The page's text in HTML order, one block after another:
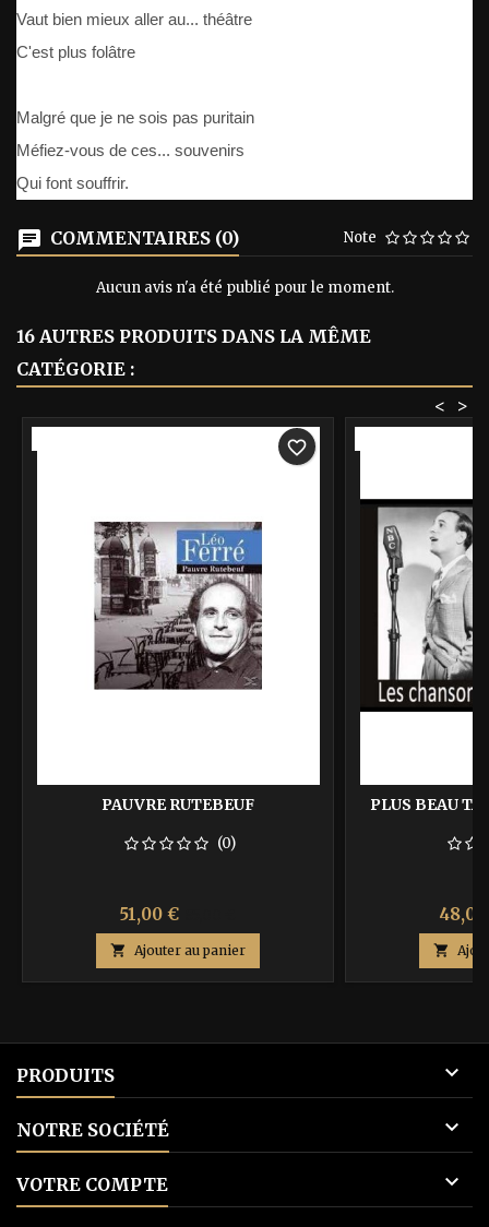
Vaut bien mieux aller au... théâtre
C'est plus folâtre
Malgré que je ne sois pas puritain
Méfiez-vous de ces... souvenirs
Qui font souffrir.
COMMENTAIRES (0) Note
Aucun avis n'a été publié pour le moment.
16 AUTRES PRODUITS DANS LA MÊME
CATÉGORIE :
>
<
PAUVRE RUTEBEUF
(0)
Prix
51,00 €
base
 Ajouter au panier
favorite_border
PLUS BEAU
Prix

PRODUITS 
NOTRE SOCIÉTÉ 
VOTRE COMPTE 